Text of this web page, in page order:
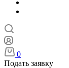
0
Подать заявку